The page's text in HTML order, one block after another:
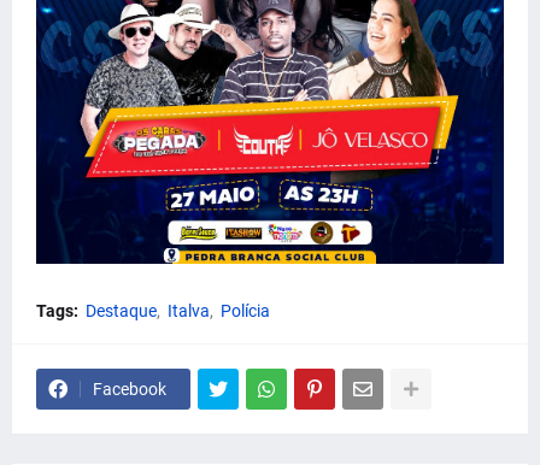
Tags: Destaque Italva Polícia
Facebook